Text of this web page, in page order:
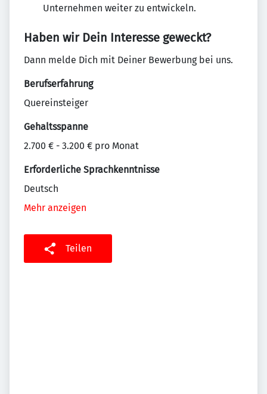
Unternehmen weiter zu entwickeln.
Haben wir Dein Interesse geweckt?
Dann melde Dich mit Deiner Bewerbung bei uns.
Berufserfahrung
Quereinsteiger
Gehaltsspanne
2.700 € - 3.200 € pro Monat
Erforderliche Sprachkenntnisse
Deutsch
Mehr anzeigen
Teilen